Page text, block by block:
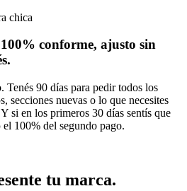
chica
conforme, ajusto sin
Tenés 90 días para pedir todos los
secciones nuevas o lo que necesites
si en los primeros 30 días sentís que
100% del segundo pago.
tu marca.